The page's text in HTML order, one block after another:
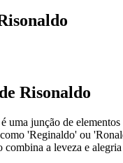
de Risonaldo
uma junção de
'Reginaldo' ou
a leveza e